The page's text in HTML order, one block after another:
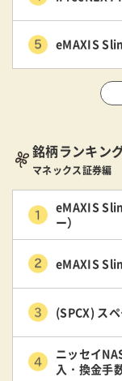
eMAXIS
銘柄ランキン
マネックス証券編
eMAXIS
ー）
eMAXIS
(SPCX) ス
ニッセイ
入・換金手